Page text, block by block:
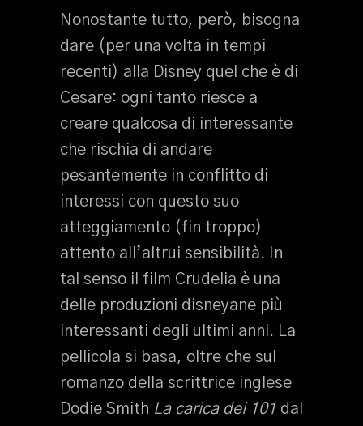
Nonostante tutto, però, bisogna
dare (per una volta in tempi
recenti) alla Disney quel che è di
Cesare: ogni tanto riesce a
creare qualcosa di interessante
che rischia di andare
pesantemente in conflitto di
interessi con questo suo
atteggiamento (fin troppo)
attento all’altrui sensibilità. In
tal senso il film Crudelia è una
delle produzioni disneyane più
interessanti degli ultimi anni. La
pellicola si basa, oltre che sul
romanzo della scrittrice inglese
Dodie Smith La carica dei 101 dal